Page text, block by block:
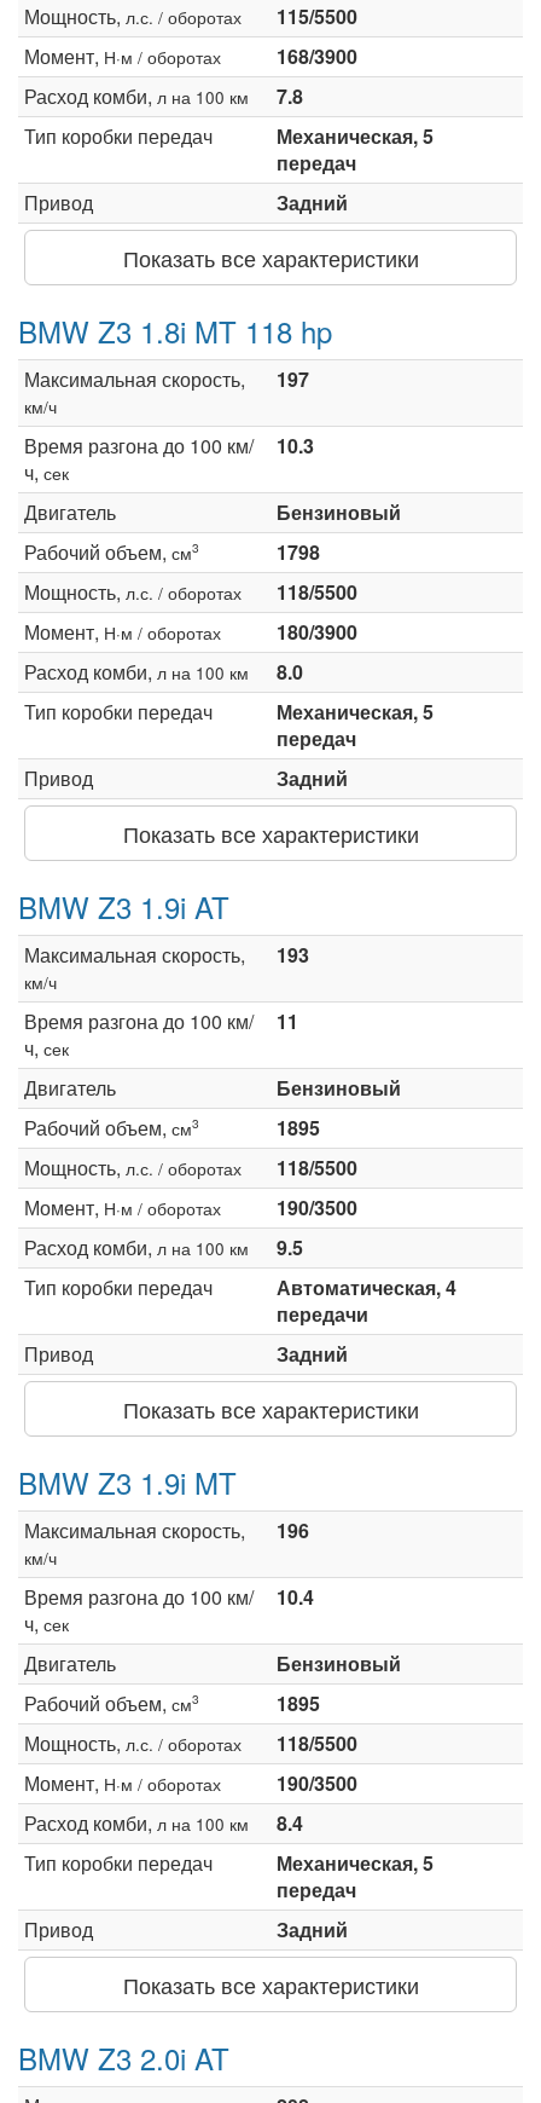
Мощность, л.с. / оборотах
115/5500
Момент, Н·м / оборотах
168/3900
Расход комби, л на 100 км
7.8
Тип коробки передач
Механическая, 5
передач
Привод
Задний
Показать все характеристики
BMW Z3 1.8i MT 118 hp
Максимальная скорость,
км/ч
197
Время разгона до 100 км/
ч, сек
10.3
Двигатель
Бензиновый
Рабочий объем, см3
1798
Мощность, л.с. / оборотах
118/5500
Момент, Н·м / оборотах
180/3900
Расход комби, л на 100 км
8.0
Тип коробки передач
Механическая, 5
передач
Привод
Задний
Показать все характеристики
BMW Z3 1.9i AT
Максимальная скорость,
км/ч
193
Время разгона до 100 км/
ч, сек
11
Двигатель
Бензиновый
Рабочий объем, см3
1895
Мощность, л.с. / оборотах
118/5500
Момент, Н·м / оборотах
190/3500
Расход комби, л на 100 км
9.5
Тип коробки передач
Автоматическая, 4
передачи
Привод
Задний
Показать все характеристики
BMW Z3 1.9i MT
Максимальная скорость,
км/ч
196
Время разгона до 100 км/
ч, сек
10.4
Двигатель
Бензиновый
Рабочий объем, см3
1895
Мощность, л.с. / оборотах
118/5500
Момент, Н·м / оборотах
190/3500
Расход комби, л на 100 км
8.4
Тип коробки передач
Механическая, 5
передач
Привод
Задний
Показать все характеристики
BMW Z3 2.0i AT